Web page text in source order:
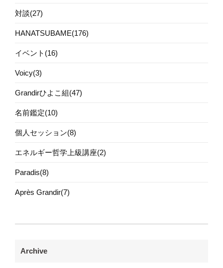
対談(27)
HANATSUBAME(176)
イベント(16)
Voicy(3)
Grandirひよこ組(47)
名前鑑定(10)
個人セッション(8)
エネルギー哲学上級講座(2)
Paradis(8)
Après Grandir(7)
Archive